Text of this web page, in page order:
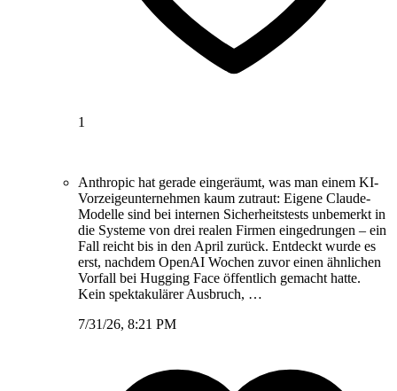
1
Anthropic hat gerade eingeräumt, was man einem KI-
Vorzeigeunternehmen kaum zutraut: Eigene Claude-
Modelle sind bei internen Sicherheitstests unbemerkt in
die Systeme von drei realen Firmen eingedrungen – ein
Fall reicht bis in den April zurück. Entdeckt wurde es
erst, nachdem OpenAI Wochen zuvor einen ähnlichen
Vorfall bei Hugging Face öffentlich gemacht hatte.
Kein spektakulärer Ausbruch, …
7/31/26, 8:21 PM